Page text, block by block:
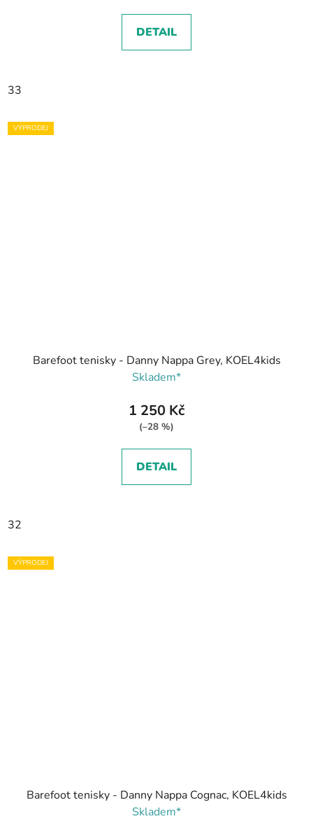
DETAIL
33
VÝPRODEJ
Barefoot tenisky - Danny Nappa Grey, KOEL4kids
Skladem*
1 250 Kč
(–28 %)
DETAIL
32
VÝPRODEJ
Barefoot tenisky - Danny Nappa Cognac, KOEL4kids
Skladem*